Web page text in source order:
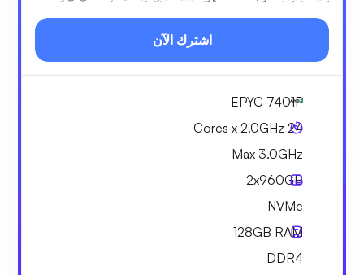
اشترك الآن
EPYC 7401P
24 Cores x 2.0GHz
Max 3.0GHz
2x960GB
NVMe
128GB RAM
DDR4